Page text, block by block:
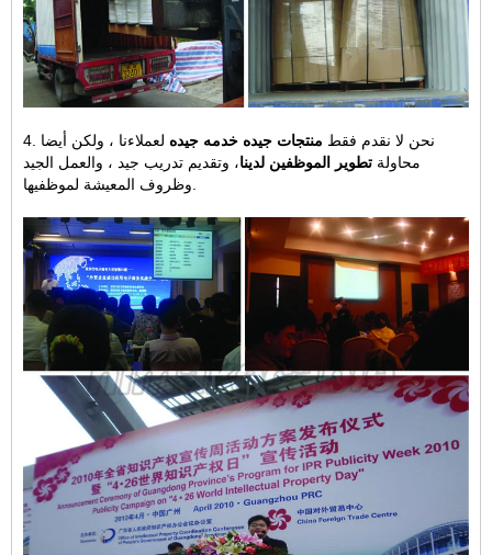
4. نحن لا نقدم فقط منتجات جيده خدمه جيده لعملاءنا ، ولكن أيضا
محاولة تطوير الموظفين لدينا، وتقديم تدريب جيد ، والعمل الجيد